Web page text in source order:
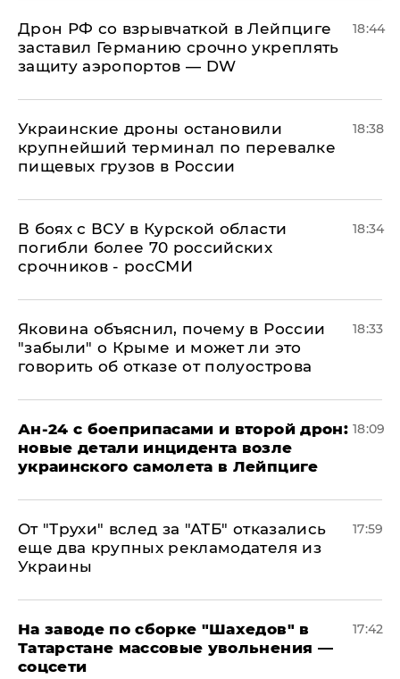
​Дрон РФ со взрывчаткой в Лейпциге
заставил Германию срочно укреплять
защиту аэропортов — DW
18:44
Украинские дроны остановили
крупнейший терминал по перевалке
пищевых грузов в России
18:38
В боях с ВСУ в Курской области
погибли более 70 российских
срочников - росСМИ
18:34
Яковина объяснил, почему в России
"забыли" о Крыме и может ли это
говорить об отказе от полуострова
18:33
Ан-24 с боеприпасами и второй дрон:
новые детали инцидента возле
украинского самолета в Лейпциге
18:09
От "Трухи" вслед за "АТБ" отказались
еще два крупных рекламодателя из
Украины
17:59
На заводе по сборке "Шахедов" в
Татарстане массовые увольнения —
соцсети
17:42